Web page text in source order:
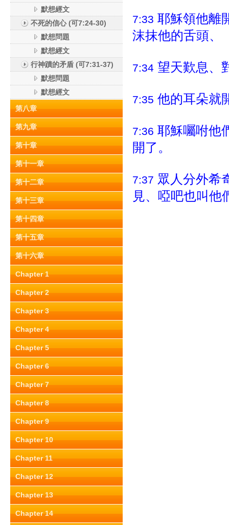
默想經文
不死的信心 (可7:24-30)
默想問題
默想經文
行神蹟的矛盾 (可7:31-37)
默想問題
默想經文
第八章
第九章
第十章
第十一章
第十二章
第十三章
第十四章
第十五章
第十六章
Chapter 1
Chapter 2
Chapter 3
Chapter 4
Chapter 5
Chapter 6
Chapter 7
Chapter 8
Chapter 9
Chapter 10
Chapter 11
Chapter 12
Chapter 13
Chapter 14
7:33 耶穌領他離
沫抹他的舌頭、
7:34 望天歎息、
7:35 他的耳朵就
7:36 耶穌囑咐他
開了。
7:37 眾人分外希
見、啞吧也叫他